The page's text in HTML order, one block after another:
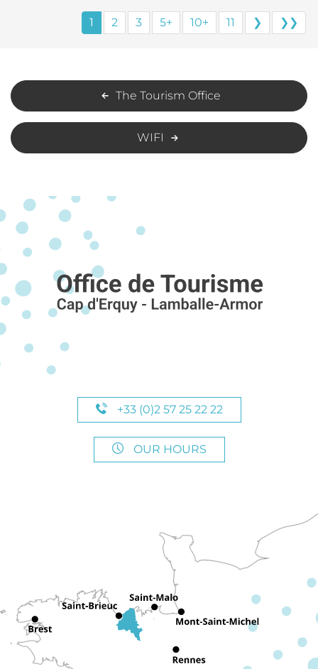
1 2 3 5+ 10+ 11 ❯ ❯❯
The Tourism Office
WIFI
+33 (0)2 57 25 22 22
OUR HOURS